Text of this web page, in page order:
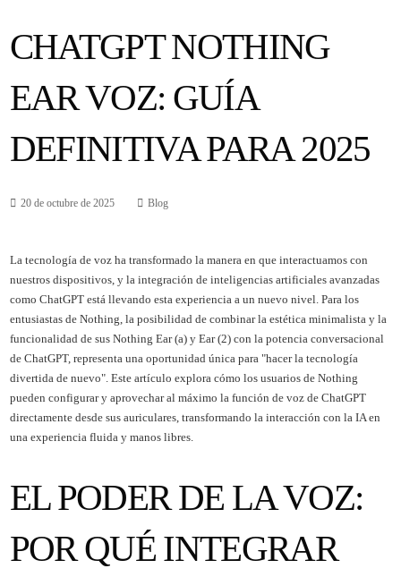
CHATGPT NOTHING
EAR VOZ: GUÍA
DEFINITIVA PARA 2025
20 de octubre de 2025 Blog
La tecnología de voz ha transformado la manera en que interactuamos con
nuestros dispositivos, y la integración de inteligencias artificiales avanzadas
como ChatGPT está llevando esta experiencia a un nuevo nivel. Para los
entusiastas de Nothing, la posibilidad de combinar la estética minimalista y la
funcionalidad de sus Nothing Ear (a) y Ear (2) con la potencia conversacional
de ChatGPT, representa una oportunidad única para "hacer la tecnología
divertida de nuevo". Este artículo explora cómo los usuarios de Nothing
pueden configurar y aprovechar al máximo la función de voz de ChatGPT
directamente desde sus auriculares, transformando la interacción con la IA en
una experiencia fluida y manos libres.
EL PODER DE LA VOZ:
POR QUÉ INTEGRAR